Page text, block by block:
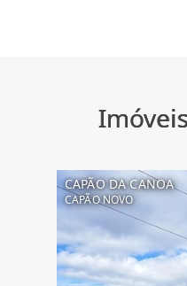
CAPÃO DA CANOA
CAPÃO NOVO